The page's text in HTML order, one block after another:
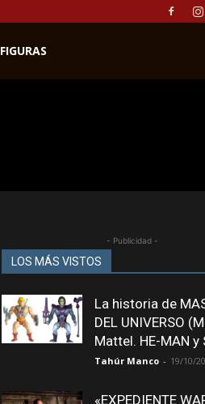
FIGURAS
- Publicidad -
LOS MÁS VISTOS
La historia de
DEL UNIVERSO
Mattel. HE-MAN y
Tahúr Manco - 19/10/
«EXPEDIENTE